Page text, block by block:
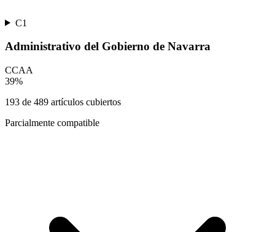
C1
Administrativo del Gobierno de Navarra
CCAA
39%
193 de 489 artículos cubiertos
Parcialmente compatible